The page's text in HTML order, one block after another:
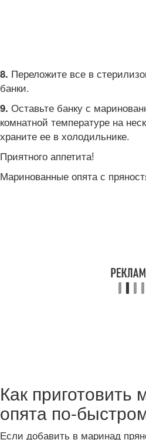
8. Переложите все в
банки.
9. Оставьте банку с
комнатной температуре на
храните ее в холодильнике.
Приятного аппетита!
Маринованные опята с
Как
опята по-
Если добавить в маринад